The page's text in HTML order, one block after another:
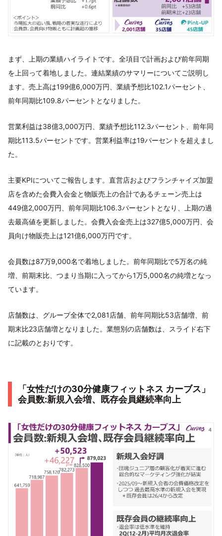
まず、上期の業績ハイライトです。全項目で計画および前年同期
を上回って着地しました。連結業績のサマリーについてご説明し
ます。売上高は199億6,000万円、業績予想比102.1パーセント、
前年同期比109.8パーセントとなりました。
営業利益は38億3,000万円、業績予想比112.3パーセント、前年同
期比113.5パーセントです。営業利益率は19パーセントを超えまし
た。
主要KPIについてご報告します。直営店およびフランチャイズ加盟
店を含めた会費入会金と物販売上の合計であるチェーン売上は
449億2,000万円、前年同期比106.3パーセントとなり、上期の過
去最高値を更新しました。会費入会金売上は327億5,000万円、会
員向け物販売上は121億6,000万円です。
会員数は87万9,000名で着地しました。前年同期比で5万名の純
増、前期末比、つまり当期に入ってから1万5,000名の純増となっ
ています。
店舗数は、グループ全体で2,081店舗、前年同期比53店舗増、前
期末比23店舗増となりました。業態別の店舗数は、スライド右下
に記載のとおりです。
「女性だけの30分健康フィットネス カーブス」
会員数:新規入会増、既存会員継続率向上